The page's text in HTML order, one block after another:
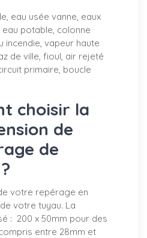
eau usée vanne, eaux
eau potable, colonne
incendie, vapeur haute
de ville, fioul, air rejeté
primaire, boucle
choisir la
de
de
votre repérage en
votre tuyau. La
: 200 x 50mm pour des
entre 28mm et